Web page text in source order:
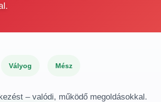
Vályog Mész
– valódi, működő megoldásokkal.